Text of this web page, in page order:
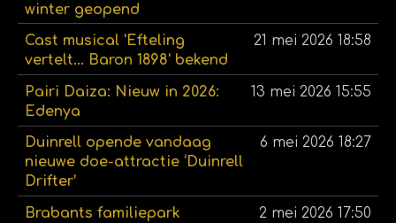
winter geopend
Cast musical 'Efteling
vertelt... Baron 1898' bekend
21 mei 2026 18:58
Pairi Daiza: Nieuw in 2026:
Edenya
13 mei 2026 15:55
Duinrell opende vandaag
nieuwe doe-attractie ‘Duinrell
Drifter’
6 mei 2026 18:27
Brabants familiepark
2 mei 2026 17:50